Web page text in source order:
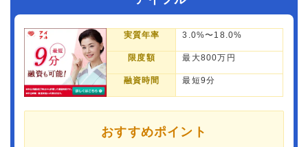
実質年率 3.0%〜18.0%
限度額 最大800万円
融資時間 最短9分
おすすめポイント